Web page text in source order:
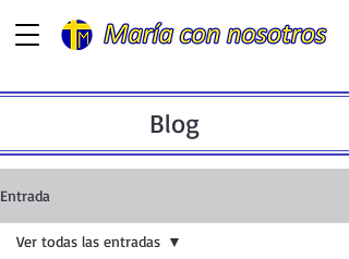
Blog
Entrada
Ver todas las entradas